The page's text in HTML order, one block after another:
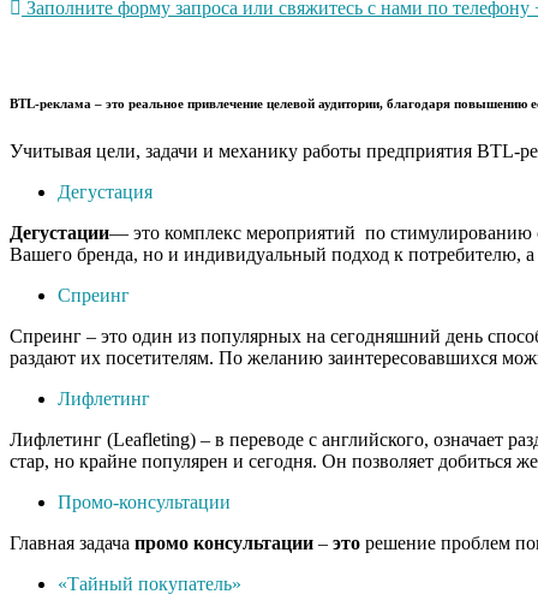
Заполните форму запроса или свяжитесь с нами по
BTL-реклама – это реальное привлечение целевой аудитории, благодаря
Учитывая цели, задачи и механику работы предприятия BTL-
Дегустация
Дегустации— это комплекс мероприятий по стимулированию
Вашего бренда, но и индивидуальный подход к потребителю, а
Спреинг
Спреинг – это один из популярных на сегодняшний день
раздают их посетителям. По желанию заинтересовавшихся
Лифлетинг
Лифлетинг (Leafleting) – в переводе с английского, означает
стар, но крайне популярен и сегодня. Он позволяет добиться
Промо-консультации
Главная задача промо консультации – это решение проблем
«Тайный покупатель»